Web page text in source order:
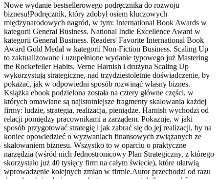
Nowe wydanie bestsellerowego podręcznika do rozwoju
biznesu!Podręcznik, który zdobył osiem kluczowych
międzynarodowych nagród, w tym: International Book Awards w
kategorii General Business. National Indie Excellence Award w
kategorii General Business. Readers' Favorite International Book
Award Gold Medal w kategorii Non-Fiction Business. Scaling Up
to zaktualizowane i uzupełnione wydanie typowego już Mastering
the Rockefeller Habits. Verne Harnish i drużyna Scaling Up
wykorzystują strategiczne, nad trzydziestoletnie doświadczenie, by
pokazać, jak w odpowiedni sposób rozwinąć własny biznes.
Książka ebook podzielona została na cztery główne części, w
których omawiane są najistotniejsze fragmenty skalowania każdej
firmy: ludzie, strategia, realizacja, pieniądze. Harnish wychodzi od
relacji pomiędzy pracownikami a zarządem. Pokazuje, w jaki
sposób przygotować strategię i jak zabrać się do jej realizacji, by na
koniec opowiedzieć o wyzwaniach finansowych związanych ze
skalowaniem biznesu. Wszystko to w oparciu o praktyczne
narzędzia (wśród nich Jednostronicowy Plan Strategiczny, z którego
skorzystało już 40 tysięcy firm na całym świecie), które ułatwią
wprowadzenie kolejnych zmian w firmie.Autor przechodzi od razu